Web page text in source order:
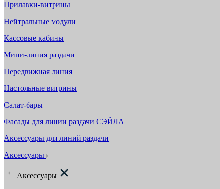
Прилавки-витрины
Нейтральные модули
Кассовые кабины
Мини-линия раздачи
Передвижная линия
Настольные витрины
Салат-бары
Фасады для линии раздачи СЭЙЛА
Аксессуары для линий раздачи
Аксессуары
Аксессуары